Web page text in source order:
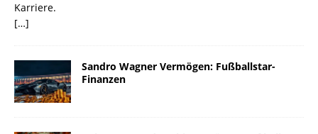
Karriere.
[…]
Sandro Wagner Vermögen: Fußballstar-
Finanzen